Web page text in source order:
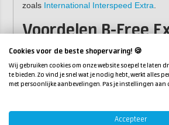
zoals International Interspeed Extra.
Voordelen B-Free
Biocidevrij (minimaliseert de impact
ecosysteem).
Goede prestaties voor meerdere
Het gladde oppervlak zorgt voor
ook gemakkelijk te verwijderen.
Cookies voor de beste shopervaring! 🍪
Wij gebruiken cookies om onze website soepel te laten
te bieden. Zo vind je snel wat je nodig hebt, werkt alles
met persoonlijke aanbevelingen. Pas je instellingen aan
Accepteer